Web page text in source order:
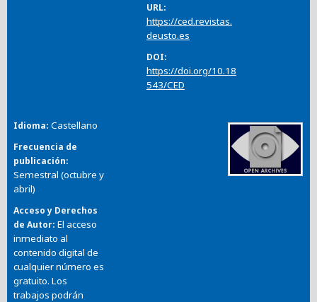
URL
https://ced.revistas.
deusto.es
DOI
https://doi.org/10.18
543/CED
Idioma Castellano
Frecuencia de
publicación
Semestral (octubre y
abril)
Acceso y Derechos
de Autor El acceso
inmediato al
contenido digital de
cualquier número es
gratuito. Los
trabajos podrán